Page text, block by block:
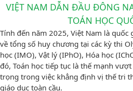
VIỆT NAM DẪN ĐẦU ĐÔNG
TOÁN HỌC
Tính đến năm 2025, Việt Nam là quốc
về tổng số huy chương tại các kỳ thi
học (IMO), Vật lý (IPhO), Hóa học
đó, Toán học tiếp tục là thế mạnh
trọng trong việc khẳng định vị thế tri
giáo dục toàn cầu.